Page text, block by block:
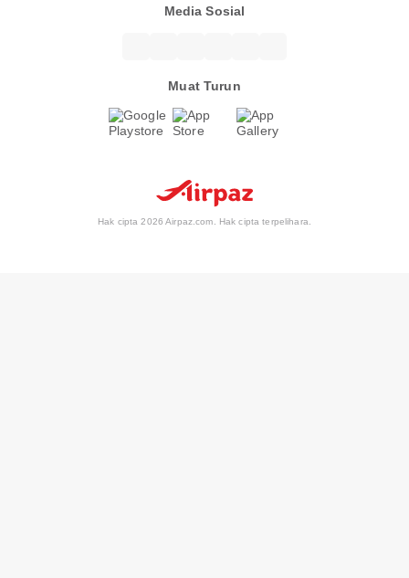
Media Sosial
Muat Turun
Hak cipta 2026 Airpaz.com. Hak cipta terpelihara.